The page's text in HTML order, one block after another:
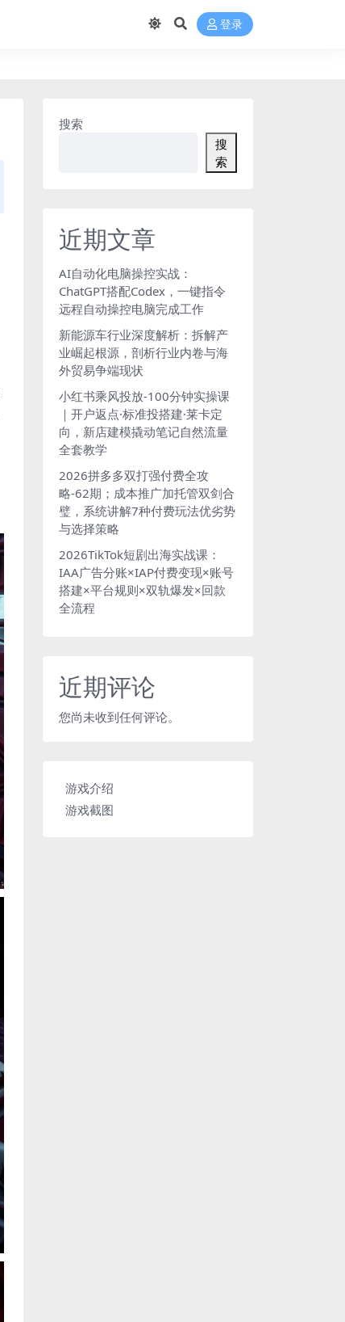
登录
搜索
搜
索
近期文章
AI自动化电脑操控实战：
ChatGPT搭配Codex，一键指令
远程自动操控电脑完成工作
新能源车行业深度解析：拆解产
业崛起根源，剖析行业内卷与海
外贸易争端现状
小红书乘风投放-100分钟实操课
｜开户返点·标准投搭建·莱卡定
向，新店建模撬动笔记自然流量
全套教学
2026拼多多双打强付费全攻
略-62期；成本推广加托管双剑合
璧，系统讲解7种付费玩法优劣势
与选择策略
2026TikTok短剧出海实战课：
IAA广告分账×IAP付费变现×账号
搭建×平台规则×双轨爆发×回款
全流程
近期评论
您尚未收到任何评论。
游戏介绍
游戏截图